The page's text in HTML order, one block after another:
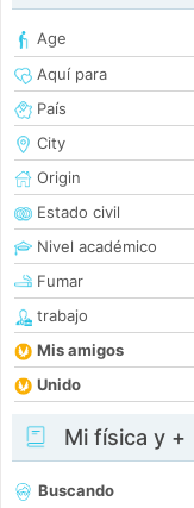
Age
Aquí para
País
City
Origin
Estado civil
Nivel académico
Fumar
trabajo
Mis amigos
Unido
Mi física y +
Buscando